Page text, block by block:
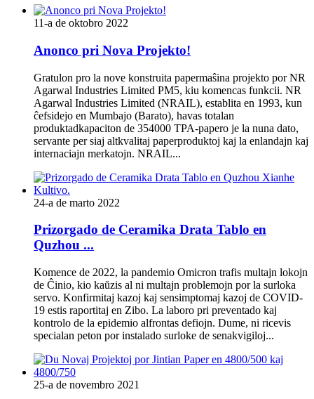
11-a de oktobro 2022
Anonco pri Nova Projekto!
Gratulon pro la nove konstruita papermaŝina projekto por NR
Agarwal Industries Limited PM5, kiu komencas funkcii. NR
Agarwal Industries Limited (NRAIL), establita en 1993, kun
ĉefsidejo en Mumbajo (Barato), havas totalan
produktadkapaciton de 354000 TPA-papero je la nuna dato,
servante per siaj altkvalitaj paperproduktoj kaj la enlandajn kaj
internaciajn merkatojn. NRAIL...
24-a de marto 2022
Prizorgado de Ceramika Drata Tablo en
Quzhou ...
Komence de 2022, la pandemio Omicron trafis multajn lokojn
de Ĉinio, kio kaŭzis al ni multajn problemojn por la surloka
servo. Konfirmitaj kazoj kaj sensimptomaj kazoj de COVID-
19 estis raportitaj en Zibo. La laboro pri preventado kaj
kontrolo de la epidemio alfrontas defiojn. Dume, ni ricevis
specialan peton por instalado surloke de senakvigiloj...
25-a de novembro 2021